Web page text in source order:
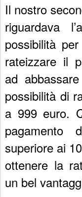
Il nostro
riguardava
possibilità
rateizzare il
ad
possibilità di
a 999 euro.
pagamento
superiore ai
ottenere la
un bel